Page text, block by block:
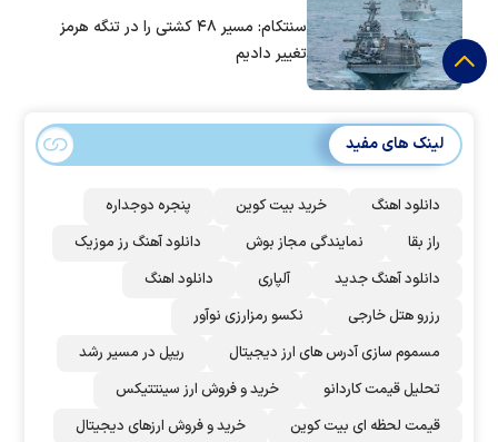
سنتکام: مسیر ۴۸ کشتی را در تنگه هرمز
تغییر دادیم
لینک های مفید
دانلود اهنگ خرید بیت کوین
پنجره دوجداره
راز بقا
نمایندگی مجاز بوش
دانلود آهنگ رز‌ موزیک
دانلود آهنگ جدید
آلپاری
دانلود اهنگ
رزرو هتل خارجی
نکسو رمزارزی نوآور
مسموم سازی آدرس های ارز دیجیتال
ریپل در مسیر رشد
تحلیل قیمت کاردانو
خرید و فروش ارز سینتتیکس
قیمت لحظه ای بیت کوین
خرید و فروش ارزهای دیجیتال